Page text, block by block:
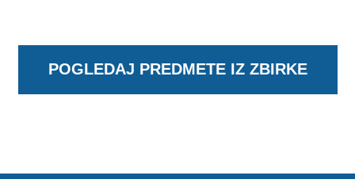
POGLEDAJ PREDMETE IZ ZBIRKE